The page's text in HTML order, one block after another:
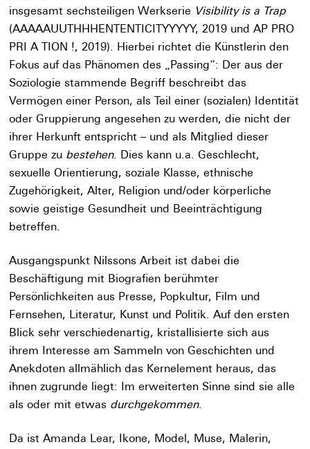
insgesamt sechsteiligen Werkserie Visibility is a Trap
(AAAAAUUTHHHENTENTICITYYYYY, 2019 undAP PRO
PRI A TION !, 2019). Hierbei richtet die Künstlerin den
Fokus auf das Phänomen des „Passing“: Der aus der
Soziologie stammende Begriff beschreibt das
Vermögen einer Person, als Teil einer (sozialen) Identität
oder Gruppierung angesehen zu werden, die nicht der
ihrer Herkunft entspricht – und als Mitglied dieser
Gruppe zu bestehen. Dies kann u.a. Geschlecht,
sexuelle Orientierung, soziale Klasse, ethnische
Zugehörigkeit, Alter, Religion und/oder körperliche
sowie geistige Gesundheit und Beeinträchtigung
betreffen.
Ausgangspunkt Nilssons Arbeit ist dabei die
Beschäftigung mit Biografien berühmter
Persönlichkeiten aus Presse, Popkultur, Film und
Fernsehen, Literatur, Kunst und Politik. Auf den ersten
Blick sehr verschiedenartig, kristallisierte sich aus
ihrem Interesse am Sammeln von Geschichten und
Anekdoten allmählich das Kernelement heraus, das
ihnen zugrunde liegt: Im erweiterten Sinne sind sie alle
als oder mit etwas durchgekommen.
Da ist Amanda Lear, Ikone, Model, Muse, Malerin,